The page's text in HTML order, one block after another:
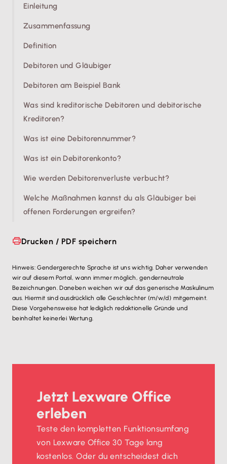
Einleitung
Zusammenfassung
Definition
Debitoren und Gläubiger
Debitoren am Beispiel Bank
Was sind kreditorische Debitoren und debitorische
Kreditoren?
Was ist eine Debitorennummer?
Was ist ein Debitorenkonto?
Wie werden Debitorenverluste verbucht?
Welche Maßnahmen kannst du als Gläubiger bei
offenen Forderungen ergreifen?
Drucken / PDF speichern
Hinweis: Gendergerechte Sprache ist uns wichtig. Daher verwenden
wir auf diesem Portal, wann immer möglich, genderneutrale
Bezeichnungen. Daneben weichen wir auf das generische Maskulinum
aus. Hiermit sind ausdrücklich alle Geschlechter (m/w/d) mitgemeint.
Diese Vorgehensweise hat lediglich redaktionelle Gründe und
beinhaltet keinerlei Wertung.
Jetzt Lexware Office
erleben
Teste den kompletten Funktionsumfang
von Lexware Office 30 Tage lang
kostenlos. Oder du entscheidest dich